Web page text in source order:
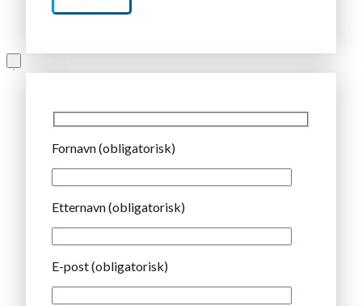
Fornavn (obligatorisk)
Etternavn (obligatorisk)
E-post (obligatorisk)